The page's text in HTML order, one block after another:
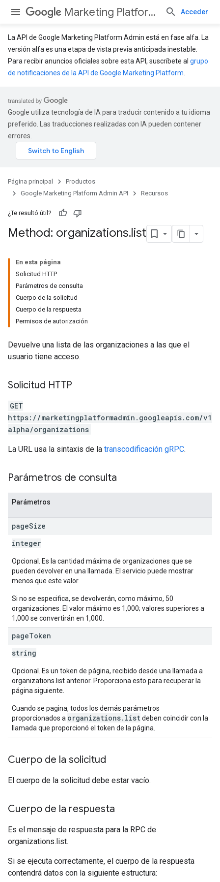
Marketing Platform Admin API Acceder
La API de Google Marketing Platform Admin está en fase alfa. La
versión alfa es una etapa de vista previa anticipada inestable.
Para recibir anuncios oficiales sobre esta API, suscríbete al grupo
de notificaciones de la API de Google Marketing Platform
Google utiliza tecnología de IA para traducir contenido a tu idioma
preferido. Las traducciones realizadas con IA pueden contener
errores.
Página principal
Productos
Google Marketing Platform Admin API
Recursos
¿Te resultó útil?
Method: organizations.list
En esta página
Solicitud HTTP
Parámetros de consulta
Cuerpo de la solicitud
Cuerpo de la respuesta
Permisos de autorización
Devuelve una lista de las organizaciones a las que el
usuario tiene acceso.
Solicitud HTTP
GET
https://marketingplatformadmin.googleapis.com/v1
alpha/organizations
La URL usa la sintaxis de la transcodificación gRPC.
Parámetros de consulta
Parámetros
pageSize
integer
Opcional. Es la cantidad máxima de organizaciones que se
pueden devolver en una llamada. El servicio puede mostrar
menos que este valor.
Si no se especifica, se devolverán, como máximo, 50
organizaciones. El valor máximo es 1,000; valores superiores a
1,000 se convertirán en 1,000.
pageToken
string
Opcional. Es un token de página, recibido desde una llamada a
organizations.list anterior. Proporciona esto para recuperar la
página siguiente.
Cuando se pagina, todos los demás parámetros
proporcionados a organizations.listdeben coincidir con la
llamada que proporcionó el token de la página.
Cuerpo de la solicitud
El cuerpo de la solicitud debe estar vacío.
Cuerpo de la respuesta
Es el mensaje de respuesta para la RPC de
organizations.list.
Si se ejecuta correctamente, el cuerpo de la respuesta
contendrá datos con la siguiente estructura: